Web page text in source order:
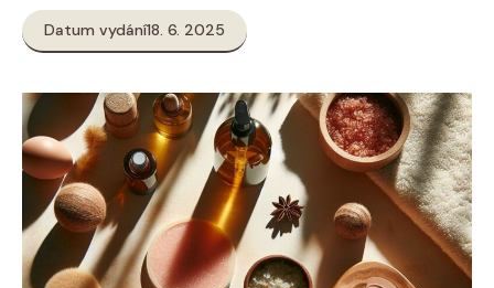
Datum vydání18. 6. 2025